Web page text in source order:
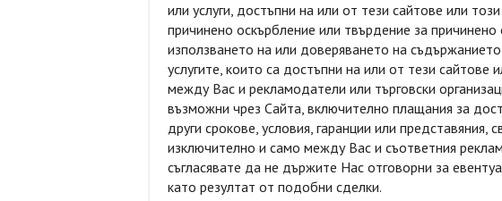
или услуги, достъпни на или от тези сайтове или
причинено оскърбление или твърдение за причинено
използването на или доверяването на
услугите, които са достъпни на или от тези сайтове
между Вас и рекламодатели или търговски
възможни чрез Сайта, включително плащания за
други срокове, условия, гаранции или представяния,
изключително и само между Вас и съответния
съгласявате да не държите Нас отговорни за
като резултат от подобни сделки.